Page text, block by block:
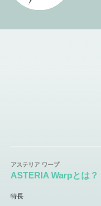
ASTERIA Warpとは？
特長